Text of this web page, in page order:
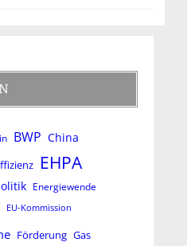
BWP China
EHPA
Energiewende
EU-Kommission
Förderung Gas